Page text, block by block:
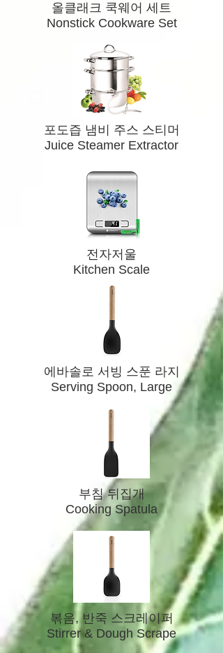
올클래크 쿡웨어 세트
Nonstick Cookware Set
​포도즙 냄비 주스 스티머
Juice Steamer Extractor
전자저울
Kitchen Scale
에바솔로 서빙 스푼 라지
Serving Spoon, Large
부침 뒤집개
Cooking Spatula
​볶음, 반죽 스크레이퍼
Stirrer & Dough Scrape